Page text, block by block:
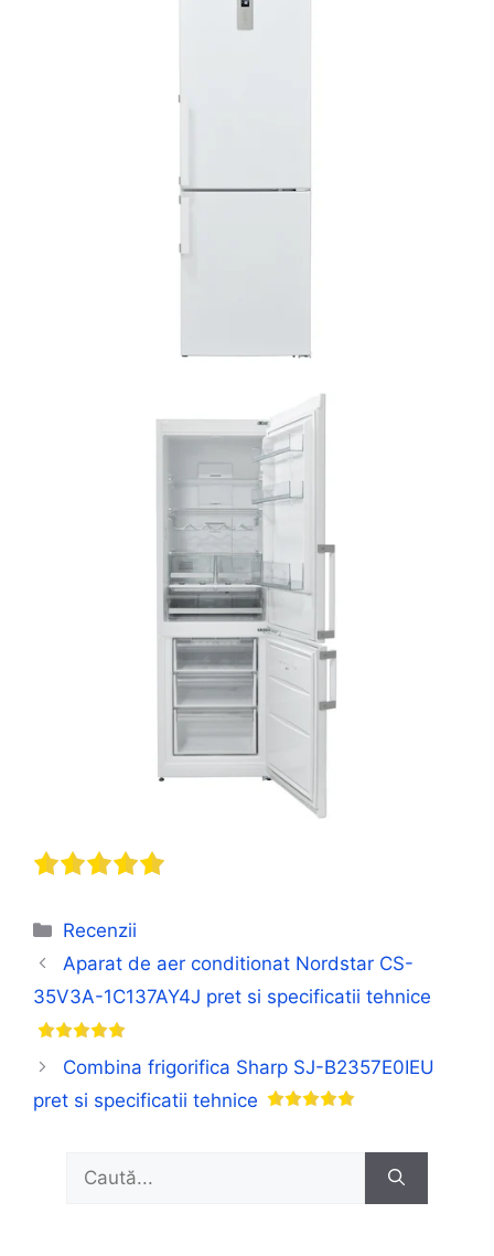
Categorii
Recenzii
Aparat de aer conditionat Nordstar CS-
35V3A-1C137AY4J pret si specificatii tehnice
Combina frigorifica Sharp SJ-B2357E0IEU
pret si specificatii tehnice
după: